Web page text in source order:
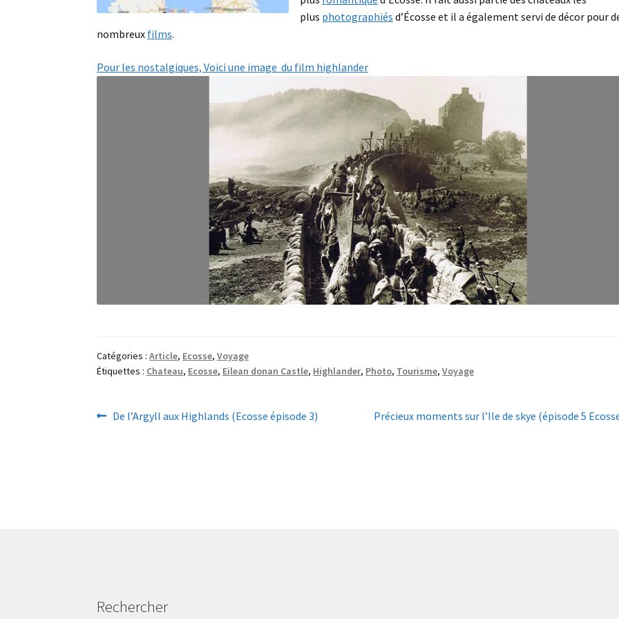
plus photographiés d’Écosse et il a également servi de décor pour
nombreux films.
Pour les nostalgiques, Voici une image du film highlander
Catégories :Article, Ecosse,Voyage
Étiquettes : Chateau, Ecosse, Eilean donan Castle, Highlander, Photo, Tourisme,Voyage
Navigation
Article
De l’Argyll aux Highlands (Ecosse épisode 3)
Article
Précieux moments sur l’Ile de skye (épisode 5
Rechercher